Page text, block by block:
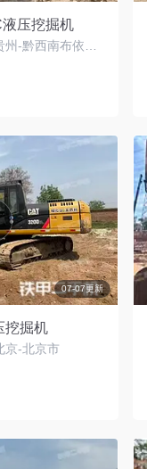
压挖掘机
07-07更新
挖掘机
京-北京市